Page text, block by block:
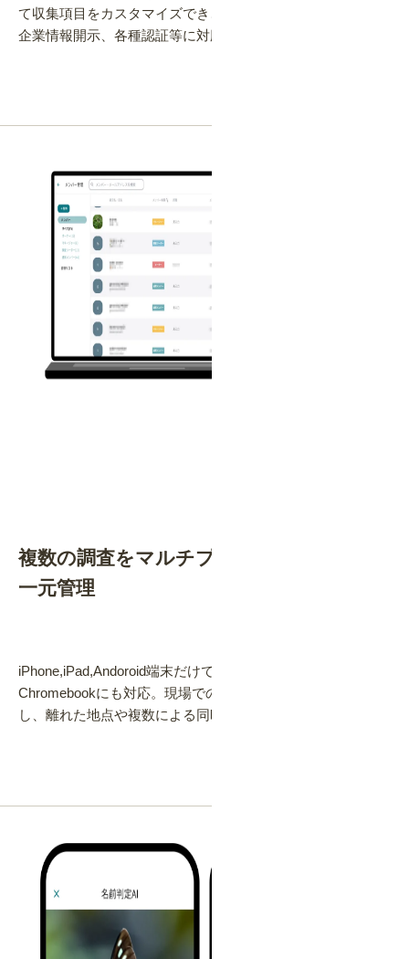
て収集項目をカスタマイズでき、ESG、TNFD、OECM等の
企業情報開示、各種認証等に対応できる結果を提供します。
複数の調査をマルチプラットフォームで
一元管理
iPhone,iPad,Andoroid端末だけでなく、WindowsやMac、
Chromebookにも対応。現場での調査記録をクラウドで集約
し、離れた地点や複数による同時調査を効率化できます。